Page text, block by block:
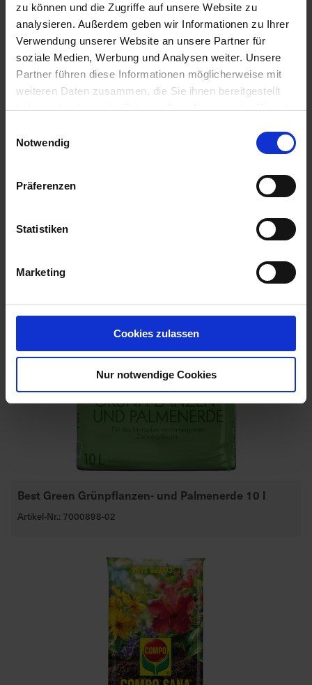
zu können und die Zugriffe auf unsere Website zu
analysieren. Außerdem geben wir Informationen zu Ihrer
Verwendung unserer Website an unsere Partner für
soziale Medien, Werbung und Analysen weiter. Unsere
Partner führen diese Informationen möglicherweise mit
weiteren Daten zusammen, die Sie ihnen bereitgestellt
haben oder die sie im Rahmen Ihrer Nutzung der Dienste
Notwendig
Präferenzen
Statistiken
Marketing
Cookies zulassen
Nur notwendige Cookies
Best Green Grünpflanzen- und Palmenerde 10 l
Artikel-Nr.: 7000898-02